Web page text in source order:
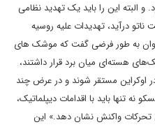
البته این را باید یک تهدید نظامی
درآید، تهدیدات علیه روسیه
به طور فرضی گفت که موشک های
هسته‌ای میان ‌برد قرار داشتند،
اوکراین مستقر شوند و در عرض چند
تنها باید با اقدامات دیپلماتیک،
تحرکات واکنش نشان دهد.» این